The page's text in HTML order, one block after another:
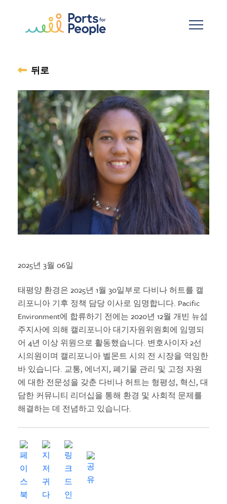
뒤로
2025년 3월 06일
태평양 환경은 2025년 1월 30일부로 다비나 허트를 캘
리포니아 기후 정책 담당 이사로 임명합니다. Pacific
Environment에 합류하기 전에는 2020년 12월 개빈 뉴섬
주지사에 의해 캘리포니아 대기자원위원회에 임명되
어 4년 이상 위원으로 활동했습니다. 변호사이자 2선
시의원이며 캘리포니아 벨몬트 시의 전 시장을 역임한
바 있습니다. 교통, 에너지, 폐기물 관리 및 고정 자원
에 대한 전문성을 갖춘 다비나 허트는 형평성, 혁신, 대
담한 커뮤니티 리더십을 통해 환경 및 사회적 문제를
해결하는 데 전념하고 있습니다.